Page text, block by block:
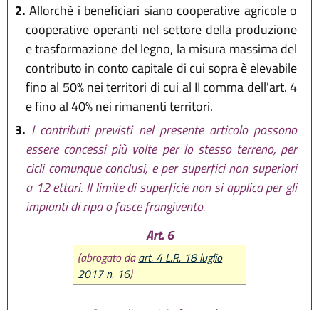
2. Allorchè i beneficiari siano cooperative agricole o
cooperative operanti nel settore della produzione
e trasformazione del legno, la misura massima del
contributo in conto capitale di cui sopra è elevabile
fino al 50% nei territori di cui al II comma dell'art. 4
e fino al 40% nei rimanenti territori.
3. I contributi previsti nel presente articolo possono
essere concessi più volte per lo stesso terreno, per
cicli comunque conclusi, e per superfici non superiori
a 12 ettari. Il limite di superficie non si applica per gli
impianti di ripa o fasce frangivento.
Art. 6
(abrogato daart. 4 L.R. 18 luglio
2017 n. 16)